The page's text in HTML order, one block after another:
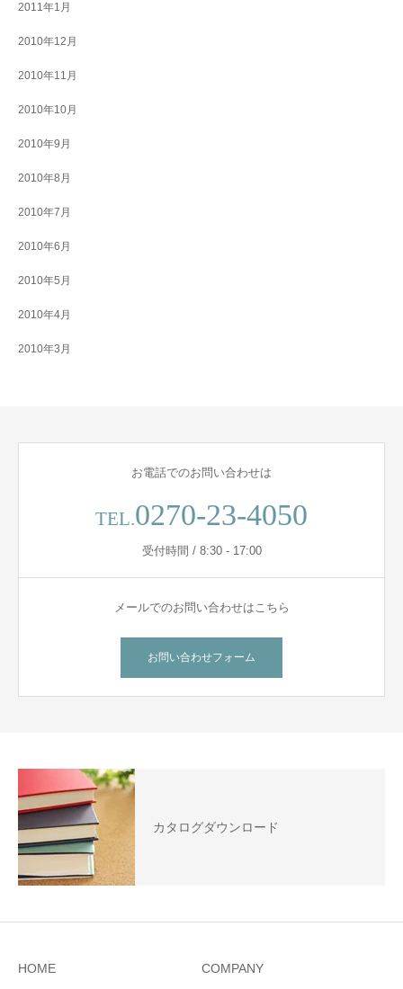
2011年1月
2010年12月
2010年11月
2010年10月
2010年9月
2010年8月
2010年7月
2010年6月
2010年5月
2010年4月
2010年3月
お電話でのお問い合わせは
TEL.0270-23-4050
受付時間 / 8:30 - 17:00
メールでのお問い合わせはこちら
お問い合わせフォーム
カタログダウンロード
HOME COMPANY